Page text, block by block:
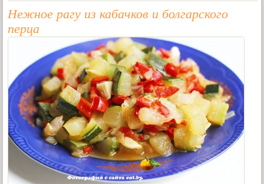
Нежное рагу из кабачков и болгарского
перца